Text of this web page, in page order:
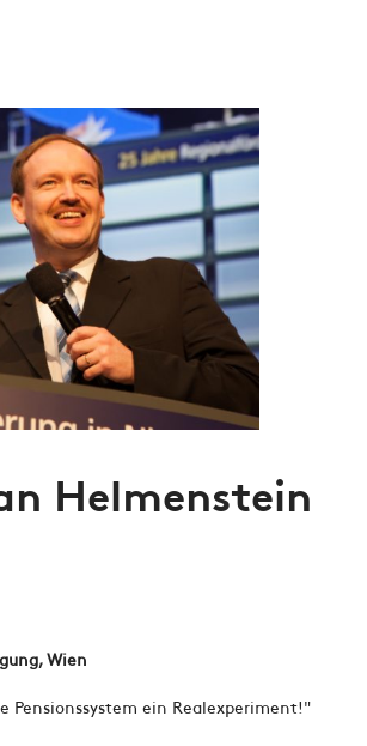
Helmenstein
Wien
Pensionssystem ein Realexperiment!"